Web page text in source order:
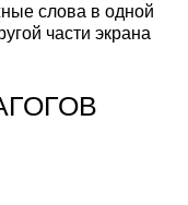
слова в одной
части экрана